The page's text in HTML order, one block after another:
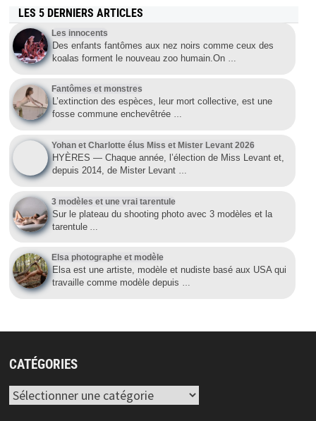
LES 5 DERNIERS ARTICLES
Les innocents
Des enfants fantômes aux nez noirs comme ceux des
koalas forment le nouveau zoo humain.On
Fantômes et monstres
L’extinction des espèces, leur mort collective, est une
fosse commune enchevêtrée …
Yohan et Charlotte élus Miss et Mister Levant 2026
HYÈRES — Chaque année, l’élection de Miss Levant et,
depuis 2014, de Mister Levant …
3 modèles et une vrai tarentule
Sur le plateau du shooting photo avec 3 modèles et la
tarentule…
Elsa photographe et modèle
Elsa est une artiste, modèle et nudiste basé aux USA qui
travaille comme modèle depuis …
CATÉGORIES
Catégories